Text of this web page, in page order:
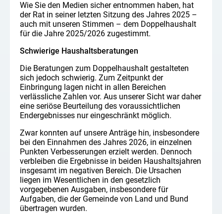
Wie Sie den Medien sicher entnommen haben, hat
der Rat in seiner letzten Sitzung des Jahres 2025 –
auch mit unseren Stimmen – dem Doppelhaushalt
für die Jahre 2025/2026 zugestimmt.
Schwierige Haushaltsberatungen
Die Beratungen zum Doppelhaushalt gestalteten
sich jedoch schwierig. Zum Zeitpunkt der
Einbringung lagen nicht in allen Bereichen
verlässliche Zahlen vor. Aus unserer Sicht war daher
eine seriöse Beurteilung des voraussichtlichen
Endergebnisses nur eingeschränkt möglich.
Zwar konnten auf unsere Anträge hin, insbesondere
bei den Einnahmen des Jahres 2026, in einzelnen
Punkten Verbesserungen erzielt werden. Dennoch
verbleiben die Ergebnisse in beiden Haushaltsjahren
insgesamt im negativen Bereich. Die Ursachen
liegen im Wesentlichen in den gesetzlich
vorgegebenen Ausgaben, insbesondere für
Aufgaben, die der Gemeinde von Land und Bund
übertragen wurden.